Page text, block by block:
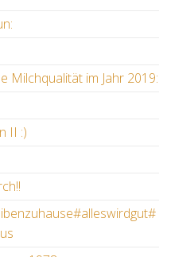
Milchqualität im Jahr 2019:
II :)